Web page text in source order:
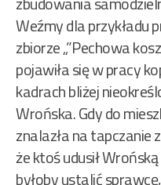
Weźmy dla przykładu
zbiorze „”Pechowa
pojawiła się w pracy
kadrach bliżej
Wrońska. Gdy do
znalazła na tapczanie
że ktoś udusił
byłoby ustalić